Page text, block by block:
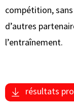
compétition,
d’autres
l’entraînement.
résultats